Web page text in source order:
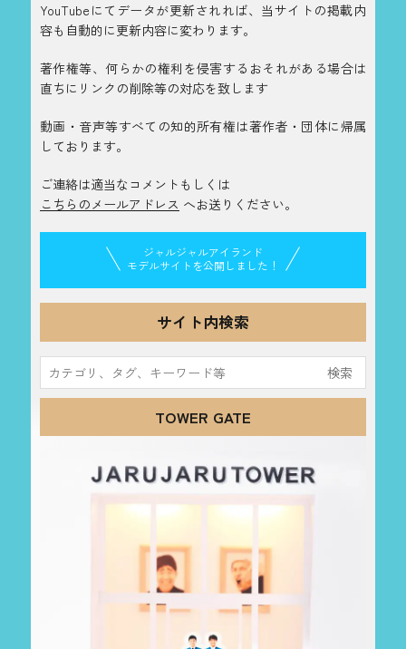
YouTubeにてデータが更新されれば、当サイトの掲載内
容も自動的に更新内容に変わります。
著作権等、何らかの権利を侵害するおそれがある場合は
直ちにリンクの削除等の対応を致します
動画・音声等すべての知的所有権は著作者・団体に帰属
しております。
ご連絡は適当なコメントもしくは
こちらのメールアドレス へお送りください。
ジャルジャルアイランド
モデルサイトを公開しました！
サイト内検索
索:
TOWER GATE